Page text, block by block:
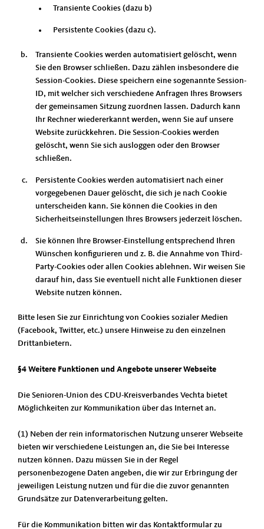
Transiente Cookies (dazu b)
Persistente Cookies (dazu c).
Transiente Cookies werden automatisiert gelöscht, wenn
Sie den Browser schließen. Dazu zählen insbesondere die
Session-Cookies. Diese speichern eine sogenannte Session-
ID, mit welcher sich verschiedene Anfragen Ihres Browsers
der gemeinsamen Sitzung zuordnen lassen. Dadurch kann
Ihr Rechner wiedererkannt werden, wenn Sie auf unsere
Website zurückkehren. Die Session-Cookies werden
gelöscht, wenn Sie sich ausloggen oder den Browser
schließen.
Persistente Cookies werden automatisiert nach einer
vorgegebenen Dauer gelöscht, die sich je nach Cookie
unterscheiden kann. Sie können die Cookies in den
Sicherheitseinstellungen Ihres Browsers jederzeit löschen.
Sie können Ihre Browser-Einstellung entsprechend Ihren
Wünschen konfigurieren und z. B. die Annahme von Third-
Party-Cookies oder allen Cookies ablehnen. Wir weisen Sie
darauf hin, dass Sie eventuell nicht alle Funktionen dieser
Website nutzen können.
Bitte lesen Sie zur Einrichtung von Cookies sozialer Medien
(Facebook, Twitter, etc.) unsere Hinweise zu den einzelnen
Drittanbietern.
§4 Weitere Funktionen und Angebote unserer Webseite
Die Senioren-Union des CDU-Kreisverbandes Vechta bietet
Möglichkeiten zur Kommunikation über das Internet an.
(1) Neben der rein informatorischen Nutzung unserer Webseite
bieten wir verschiedene Leistungen an, die Sie bei Interesse
nutzen können. Dazu müssen Sie in der Regel
personenbezogene Daten angeben, die wir zur Erbringung der
jeweiligen Leistung nutzen und für die die zuvor genannten
Grundsätze zur Datenverarbeitung gelten.
Für die Kommunikation bitten wir das Kontaktformular zu